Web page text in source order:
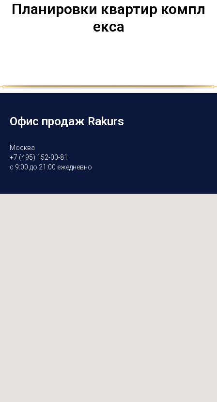
Планировки квартир компл
екса
Офис продаж Rakurs
Москва
+7 (495) 152-00-81
с 9:00 до 21:00 ежедневно